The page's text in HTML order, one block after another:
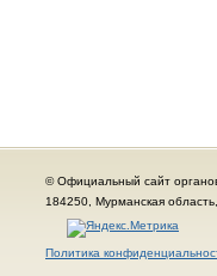
© Официальный сайт
184250, Мурманская
Политика